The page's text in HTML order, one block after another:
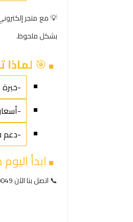
💡 مع متجر
بشكل ملحوظ.
🎯 لماذا
-
-
-دعم
ابدأ
📞 اتصل بنا الآن 01028290049-2+ أو تواصل عبر الموقع لعرض باقات التصميم الخاصة بالشركات الناشئة.